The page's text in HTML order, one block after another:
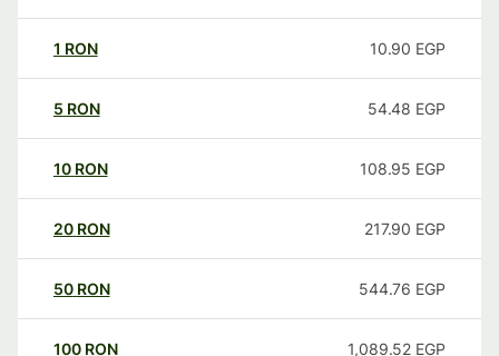
1 RON 10.90 EGP
5 RON 54.48 EGP
10 RON 108.95 EGP
20 RON 217.90 EGP
50 RON 544.76 EGP
100 RON 1,089.52 EGP